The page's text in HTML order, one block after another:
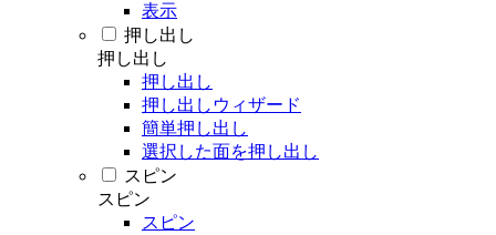
表示
押し出し
押し出し
押し出し
押し出しウィザード
簡単押し出し
選択した面を押し出し
スピン
スピン
スピン